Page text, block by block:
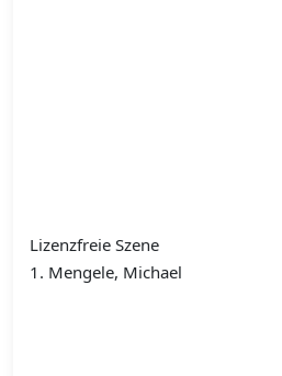
Lizenzfreie Szene
1. Mengele, Michael